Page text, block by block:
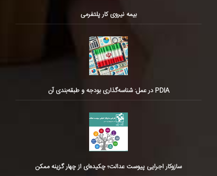
بیمه نیروی کار پلتفرمی
PDIA در عمل: شناسه‌گذاری بودجه و طبقه‌بندی آن
سازوکار اجرایی پیوست عدالت؛ چکیده‌ای از چهار گزینه ممکن